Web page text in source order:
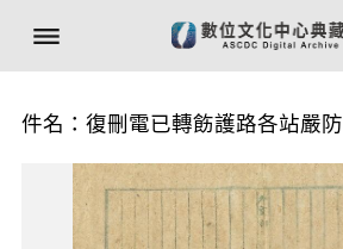
件名：復刪電已轉飭護路各站嚴防